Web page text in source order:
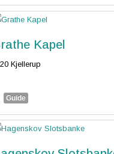
Kapel
Kjellerup
Guide